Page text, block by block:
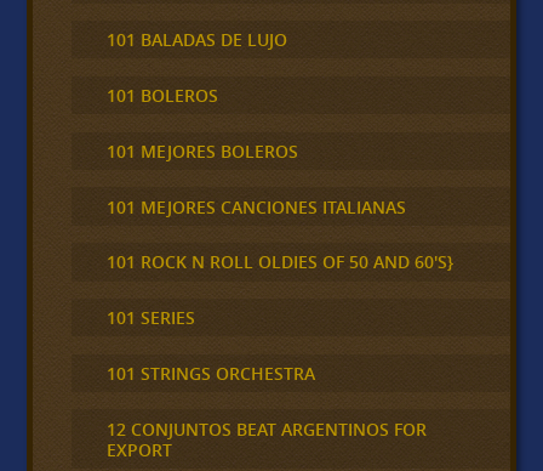
101 BALADAS DE LUJO
101 BOLEROS
101 MEJORES BOLEROS
101 MEJORES CANCIONES ITALIANAS
101 ROCK N ROLL OLDIES OF 50 AND 60'S}
101 SERIES
101 STRINGS ORCHESTRA
12 CONJUNTOS BEAT ARGENTINOS FOR
EXPORT